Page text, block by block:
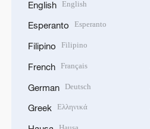
English English
Esperanto Esperanto
Filipino Filipino
French Français
German Deutsch
Greek Ελληνικά